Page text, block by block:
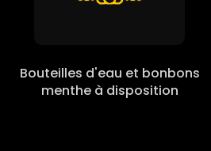
Bouteilles d'eau et bonbons
menthe à disposition